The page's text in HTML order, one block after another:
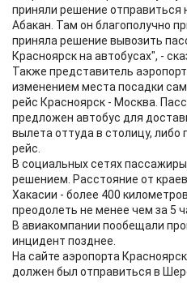
приняли решение отправиться
Абакан. Там он благополучно
приняла решение вывозить
Красноярск на автобусах", -
Также представитель
изменением места посадки
рейс Красноярск - Москва.
предложен автобус для
вылета оттуда в столицу, либо
рейс.
В социальных сетях
решением. Расстояние от
Хакасии - более 400
преодолеть не менее чем за 5
В авиакомпании пообещали
инцидент позднее.
На сайте аэропорта
должен был отправиться в